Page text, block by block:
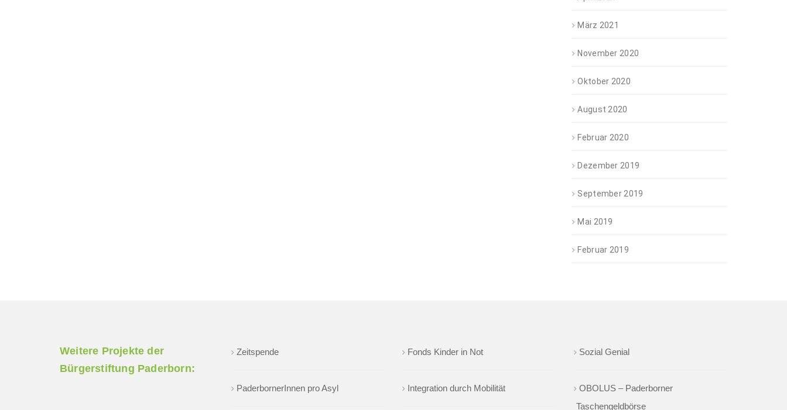
März 2021
November 2020
Oktober 2020
August 2020
Februar 2020
Dezember 2019
September 2019
Mai 2019
Februar 2019
Weitere Projekte der
Bürgerstiftung Paderborn:
Zeitspende
PaderbornerInnen pro Asyl
Fonds Kinder in Not
Integration durch Mobilität
Sozial Genial
OBOLUS – Paderborner
Taschengeldbörse